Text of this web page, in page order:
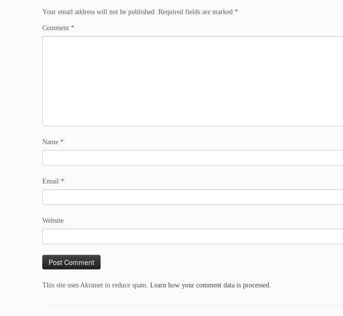
Your email address will not be published. Required fields are marked *
Comment *
Name *
Email *
Website
This site uses Akismet to reduce spam. Learn how your comment data is processed.